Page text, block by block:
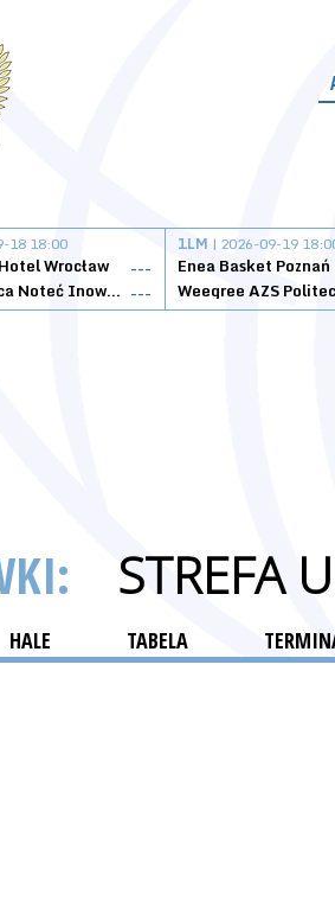
18 18:00
Wrocław
---
KSK Qemetica Noteć Inowrocław ---
1LM | 2026-09-19
Enea Basket Poznań
STREFA
HALE TABELA